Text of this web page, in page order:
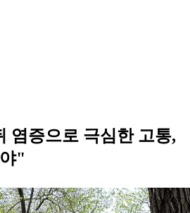
염증으로 극심한 고통,
"